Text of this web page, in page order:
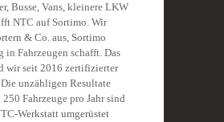
Busse, Vans, kleinere LKW
NTC auf Sortimo. Wir
& Co. aus, Sortimo
in Fahrzeugen schafft. Das
wir seit 2016 zertifizierter
unzähligen Resultate
Fahrzeuge pro Jahr sind
Werkstatt umgerüstet